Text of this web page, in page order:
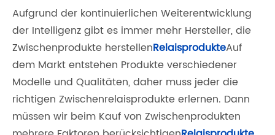
Aufgrund der kontinuierlichen Weiterentwicklung
der Intelligenz gibt es immer mehr Hersteller, die
Zwischenprodukte herstellenRelaisprodukteAuf
dem Markt entstehen Produkte verschiedener
Modelle und Qualitäten, daher muss jeder die
richtigen Zwischenrelaisprodukte erlernen. Dann
müssen wir beim Kauf von Zwischenprodukten